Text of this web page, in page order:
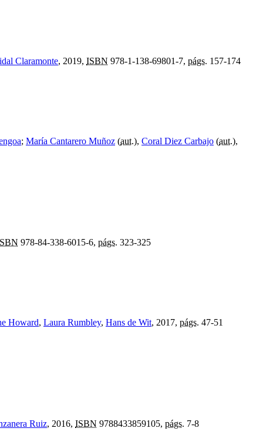
Claramonte, 2019, ISBN 978-1-138-69801-7, págs. 157-174
; María Cantarero Muñoz (aut.), Coral Diez Carbajo (aut.),
978-84-338-6015-6, págs. 323-325
Howard, Laura Rumbley, Hans de Wit, 2017, págs. 47-51
Ruiz, 2016, ISBN 9788433859105, págs. 7-8